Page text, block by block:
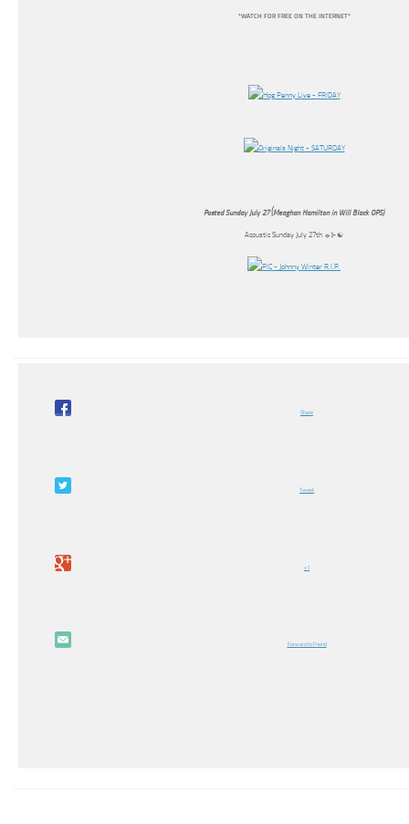
*WATCH FOR FREE ON THE INTERNET*
Posted Sunday July 27 (Meaghan Hamilton in Will Black OPS)
Acoustic Sunday July 27th ☼⊱☯
Share
Tweet
+1
Forward to Friend